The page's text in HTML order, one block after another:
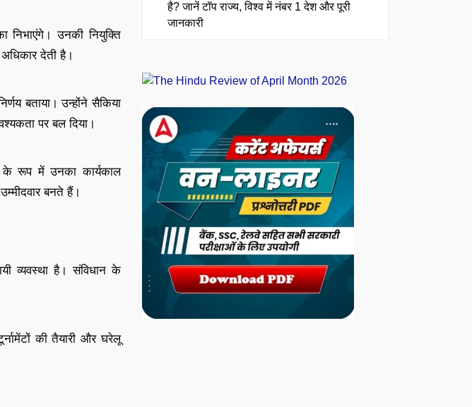
उनकी नियुक्ति
देती है।
बताया। उन्होंने सैकिया
पर बल दिया।
रूप में उनका कार्यकाल
बनते हैं।
व्यवस्था है। संविधान के
की तैयारी और घरेलू
है? जानें टॉप राज्य, विश्व में नंबर 1 देश और पूरी
जानकारी